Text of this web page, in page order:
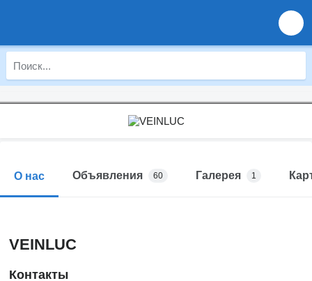
О нас Объявления 60 Галерея 1
VEINLUC
Контакты